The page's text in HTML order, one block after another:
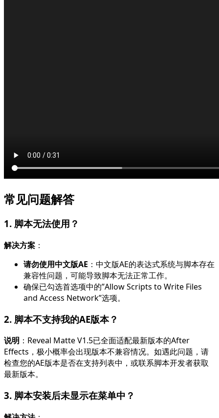
常见问题解答
1. 脚本无法使用？
解决方案 ：
请勿使用中文版AE ：中文版AE的表达式系统与脚本存在
兼容性问题，可能导致脚本无法正常工作。
确保已勾选首选项中的”Allow Scripts to Write Files
and Access Network”选项。
2. 脚本不支持我的AE版本？
说明 ：Reveal Matte V1.5已全面适配最新版本的After
Effects，极小概率会出现版本不兼容情况。如遇此问题，请
检查您的AE版本是否在支持列表中，或联系脚本开发者获取
最新版本。
3. 脚本安装后未显示在菜单中？